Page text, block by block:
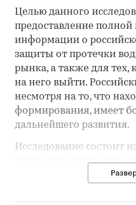
Целью данного
предоставление
информации о
защиты от протечки
рынка, а также для тех,
на него выйти.
несмотря на то, что
формирования, имеет
дальнейшего развития.
Исследование состоит
часть описывает
рынка.